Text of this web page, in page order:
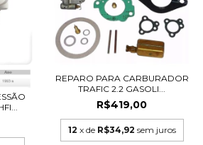
REPARO PARA CARBURADOR
TRAFIC 2.2 GASOLI...
R$419,00
12 x de R$34,92 sem juros